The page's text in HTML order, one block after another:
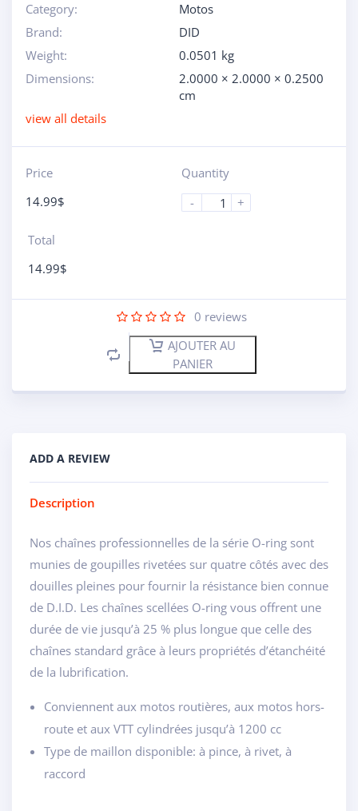
Category:
Motos
Brand:
DID
Weight:
0.0501 kg
Dimensions:
2.0000 × 2.0000 × 0.2500
cm
view all details
Price
14.99$
Quantity
-
+
Total
14.99$
0 reviews
AJOUTER AU
PANIER
ADD A REVIEW
Description
Nos chaînes professionnelles de la série O-ring sont
munies de goupilles rivetées sur quatre côtés avec des
douilles pleines pour fournir la résistance bien connue
de D.I.D. Les chaînes scellées O-ring vous offrent une
durée de vie jusqu’à 25 % plus longue que celle des
chaînes standard grâce à leurs propriétés d’étanchéité
de la lubrification.
Conviennent aux motos routières, aux motos hors-
route et aux VTT cylindrées jusqu’à 1200 cc
Type de maillon disponible: à pince, à rivet, à
raccord